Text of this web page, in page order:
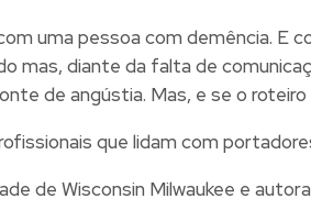
uma pessoa com demência. E
mas, diante da falta de
de angústia. Mas, e se o
que lidam com
de Wisconsin Milwaukee e